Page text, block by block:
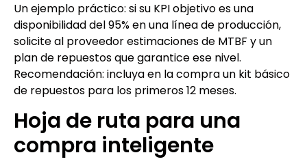
Un ejemplo práctico: si su KPI objetivo es una
disponibilidad del 95% en una línea de producción,
solicite al proveedor estimaciones de MTBF y un
plan de repuestos que garantice ese nivel.
Recomendación: incluya en la compra un kit básico
de repuestos para los primeros 12 meses.
Hoja de ruta para una
compra inteligente